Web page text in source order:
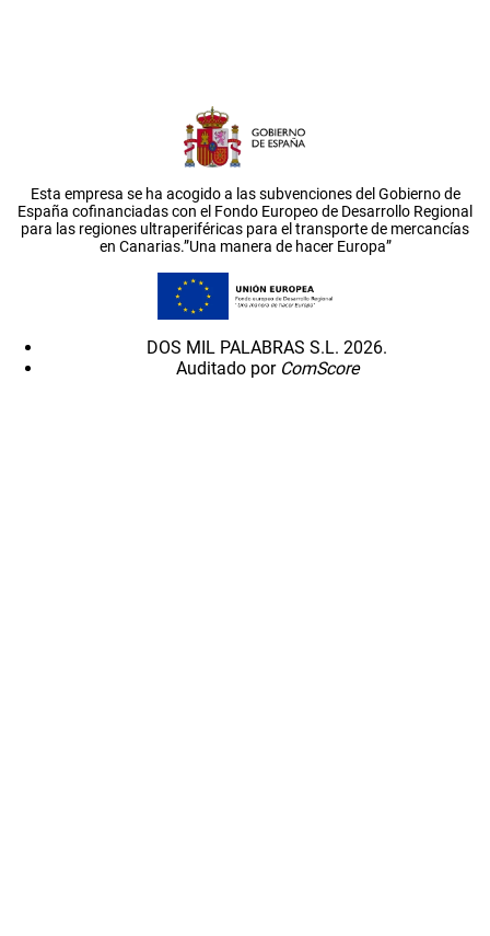
Esta empresa se ha acogido a las subvenciones del Gobierno de
España cofinanciadas con el Fondo Europeo de Desarrollo Regional
para las regiones ultraperiféricas para el transporte de mercancías
en Canarias.”Una manera de hacer Europa”
DOS MIL PALABRAS S.L. 2026.
Auditado por ComScore